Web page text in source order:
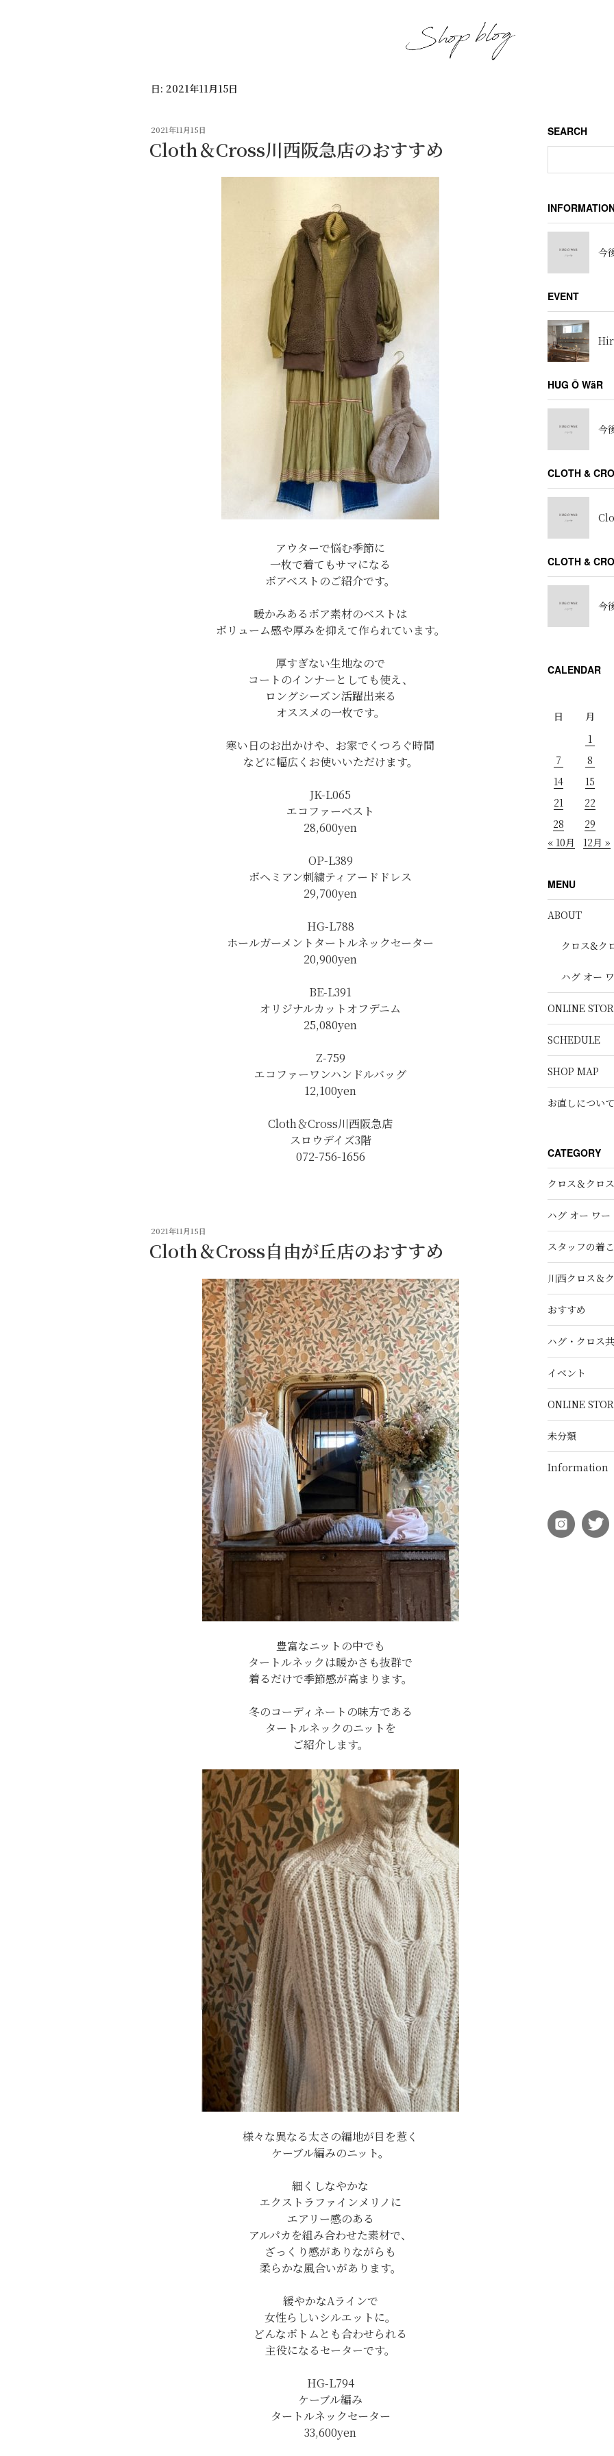
日: 2021年11月15日
投
日:
2021年11月15日
Cloth＆Cross川西阪急店のおすすめ
アウターで悩む季節に
一枚で着てもサマになる
ボアベストのご紹介です。
暖かみあるボア素材のベストは
ボリューム感や厚みを抑えて作られています。
厚すぎない生地なので
コートのインナーとしても使え、
ロングシーズン活躍出来る
オススメの一枚です。
寒い日のお出かけや、お家でくつろぐ時間
などに幅広くお使いいただけます。
JK-L065
エコファーベスト
28,600yen
OP-L389
ボヘミアン刺繍ティアードドレス
29,700yen
HG-L788
ホールガーメントタートルネックセーター
20,900yen
BE-L391
オリジナルカットオフデニム
25,080yen
Z-759
エコファーワンハンドルバッグ
12,100yen
Cloth＆Cross川西阪急店
スロウデイズ3階
072-756-1656
投
日:
2021年11月15日
Cloth＆Cross自由が丘店のおすすめ
豊富なニットの中でも
タートルネックは暖かさも抜群で
着るだけで季節感が高まります。
冬のコーディネートの味方である
タートルネックのニットを
ご紹介します。
様々な異なる太さの編地が目を惹く
ケーブル編みのニット。
細くしなやかな
エクストラファインメリノに
エアリー感のある
アルパカを組み合わせた素材で、
ざっくり感がありながらも
柔らかな風合いがあります。
緩やかなAラインで
女性らしいシルエットに。
どんなボトムとも合わせられる
主役になるセーターです。
HG-L794
ケーブル編み
タートルネックセーター
33,600yen
SEARCH
今
EVENT
HUG Ō WäR
今
CLOTH &
CLOTH &
今
CALENDAR
日
月
1
7
8
14
15
21
22
28
29
« 10月
12月 »
MENU
ABOUT
クロス&ク
ハグ オー
ONLINE
SCHEDULE
SHOP MAP
お直しについて
CATEGORY
クロス＆クロス
ハグ オー ワー
スタッフの着
川西クロス＆
おすすめ
ハグ・クロス
イベント
ONLINE
未分類
Information